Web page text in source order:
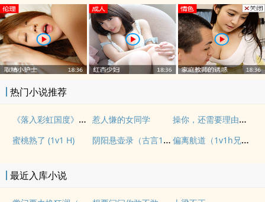
热门小说推荐
《落入彩虹国度》穿越+西幻+言情 惹人慊的女同学 操你，还需要理由吗？(校园H)
蜜桃熟了 (1v1 H) 阴阳悬壶录（古言1v1H） 偏离航道（1v1h兄妹骨科bg）
最近入库小说